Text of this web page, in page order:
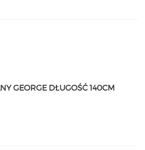
GEORGE DŁUGOŚĆ 140CM